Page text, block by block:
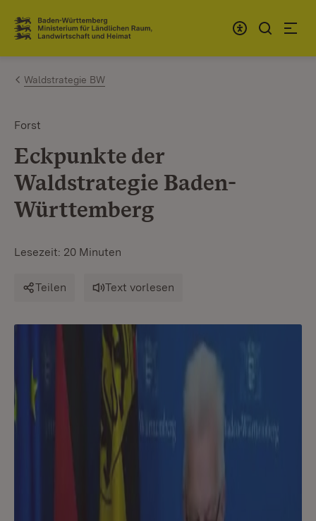
Zum Inhalt springen
Link zur Startseite
Waldstrategie BW
Forst
Eckpunkte der
Waldstrategie Baden-
Württemberg
Lesezeit: 20 Minuten
Teilen Text vorlesen